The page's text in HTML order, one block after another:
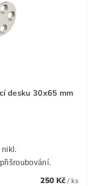
desku 30x65 mm
nikl.
250 Kč / ks